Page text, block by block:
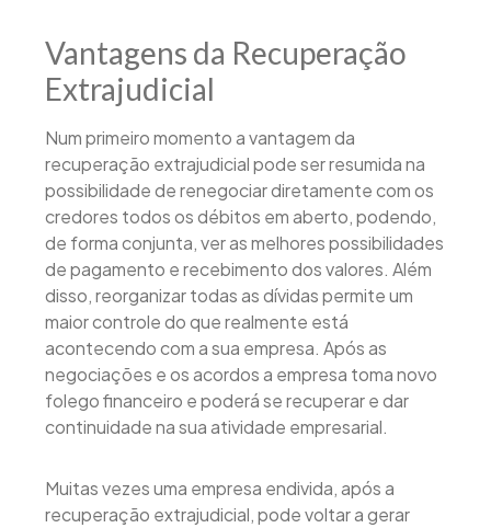
Vantagens da Recuperação
Extrajudicial
Num primeiro momento a vantagem da
recuperação extrajudicial pode ser resumida na
possibilidade de renegociar diretamente com os
credores todos os débitos em aberto, podendo,
de forma conjunta, ver as melhores possibilidades
de pagamento e recebimento dos valores. Além
disso, reorganizar todas as dívidas permite um
maior controle do que realmente está
acontecendo com a sua empresa. Após as
negociações e os acordos a empresa toma novo
folego financeiro e poderá se recuperar e dar
continuidade na sua atividade empresarial.
Muitas vezes uma empresa endivida, após a
recuperação extrajudicial, pode voltar a gerar